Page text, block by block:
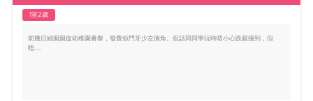
1至2歲
前幾日細囡囡從幼稚園番黎，發覺佢門牙少左個角。佢話同同學玩時唔小心跌親撞到，但
唔.....